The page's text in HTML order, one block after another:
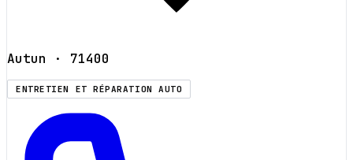
Autun · 71400
ENTRETIEN ET RÉPARATION AUTO